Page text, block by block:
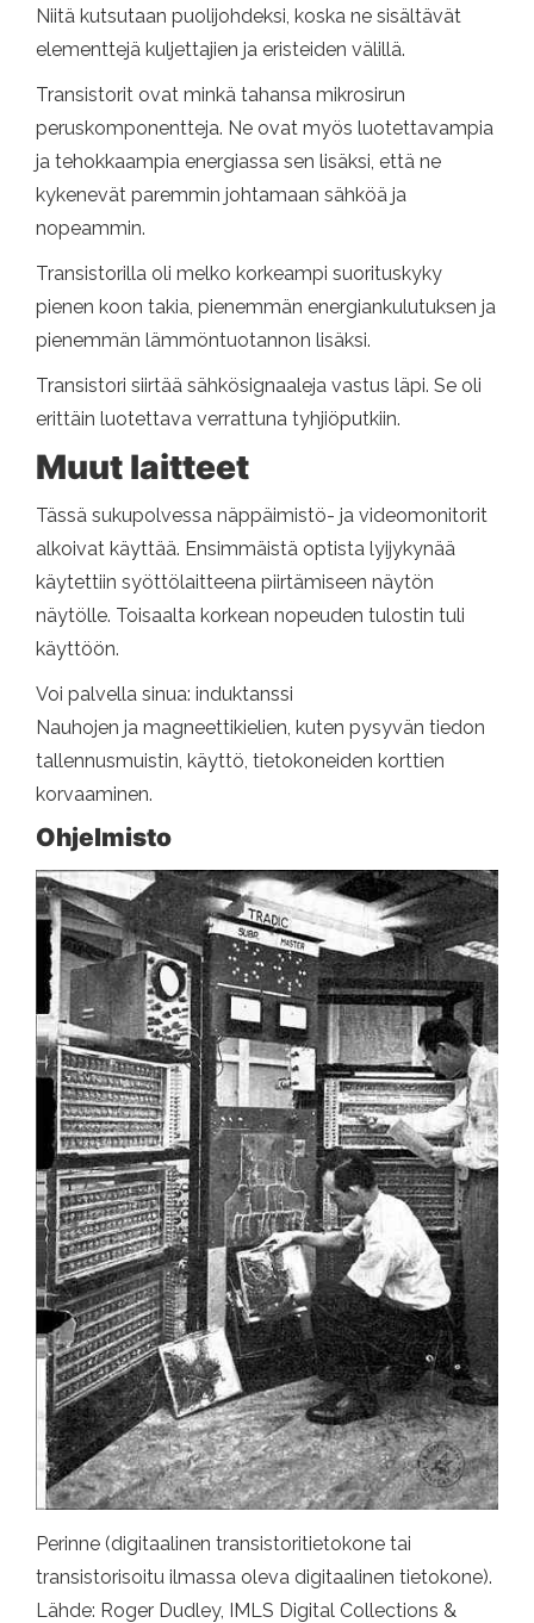
Niitä kutsutaan puolijohdeksi, koska ne sisältävät
elementtejä kuljettajien ja eristeiden välillä.
Transistorit ovat minkä tahansa mikrosirun
peruskomponentteja. Ne ovat myös luotettavampia
ja tehokkaampia energiassa sen lisäksi, että ne
kykenevät paremmin johtamaan sähköä ja
nopeammin.
Transistorilla oli melko korkeampi suorituskyky
pienen koon takia, pienemmän energiankulutuksen ja
pienemmän lämmöntuotannon lisäksi.
Transistori siirtää sähkösignaaleja vastus läpi. Se oli
erittäin luotettava verrattuna tyhjiöputkiin.
Muut laitteet
Tässä sukupolvessa näppäimistö- ja videomonitorit
alkoivat käyttää. Ensimmäistä optista lyijykynää
käytettiin syöttölaitteena piirtämiseen näytön
näytölle. Toisaalta korkean nopeuden tulostin tuli
käyttöön.
Voi palvella sinua: induktanssi
Nauhojen ja magneettikielien, kuten pysyvän tiedon
tallennusmuistin, käyttö, tietokoneiden korttien
korvaaminen.
Ohjelmisto
Perinne (digitaalinen transistoritietokone tai
transistorisoitu ilmassa oleva digitaalinen tietokone).
Lähde: Roger Dudley, IMLS Digital Collections &